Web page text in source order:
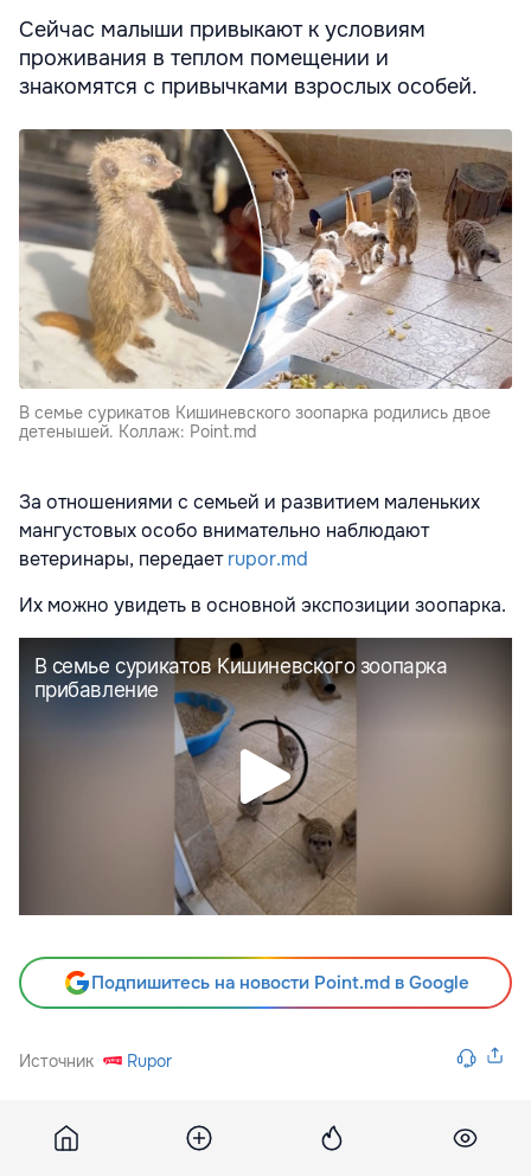
Сейчас малыши привыкают к условиям
проживания в теплом помещении и
знакомятся с привычками взрослых особей.
В семье сурикатов Кишиневского зоопарка родились двое
детенышей. Коллаж: Point.md
За отношениями с семьей и развитием маленьких
мангустовых особо внимательно наблюдают
ветеринары, передаетrupor.md
Их можно увидеть в основной экспозиции зоопарка.
Подпишитесь на новости Point.md в Google
Источник Rupor